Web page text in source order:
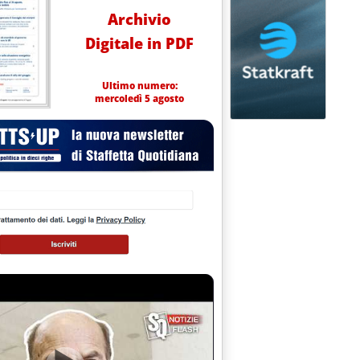
Archivio
Digitale in PDF
Ultimo numero:
mercoledì 5 agosto